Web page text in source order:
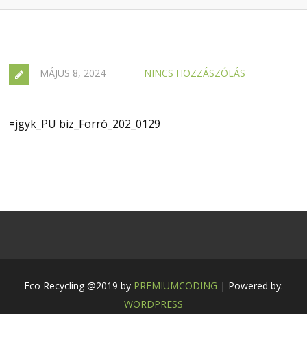
MÁJUS 8, 2024 NINCS HOZZÁSZÓLÁS
=jgyk_PÜ biz_Forró_202_0129
Eco Recycling @2019 by PREMIUMCODING | Powered by:
WORDPRESS